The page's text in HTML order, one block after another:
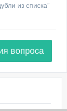
из списка”
вопроса